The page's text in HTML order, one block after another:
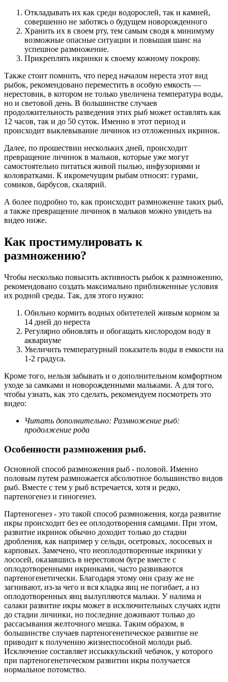
Откладывать их как среди водорослей, так и камней,
совершенно не заботясь о будущем новорожденного
Хранить их в своем рту, тем самым сводя к минимуму
возможные опасные ситуации и повышая шанс на
успешное размножение.
Прикреплять икринки к своему кожному покрову.
Также стоит помнить, что перед началом нереста этот вид
рыбок, рекомендовано переместить в особую емкость —
нерестовик, в котором не только увеличена температура воды,
но и световой день. В большинстве случаев
продолжительность разведения этих рыб может оставлять как
12 часов, так и до 50 суток. Именно в этот период и
происходит выклевывание личинок из отложенных икринок.
Далее, по прошествии нескольких дней, происходит
превращение личинок в мальков, которые уже могут
самостоятельно питаться живой пылью, инфузориями и
коловратками. К икромечущим рыбам относят: гурами,
сомиков, барбусов, скалярий.
А более подробно то, как происходит размножение таких рыб,
а также превращение личинок в мальков можно увидеть на
видео ниже.
Как простимулировать к
размножению?
Чтобы несколько повысить активность рыбок к размножению,
рекомендовано создать максимально приближенные условия
их родной среды. Так, для этого нужно:
Обильно кормить водных обитетелей живым кормом за
14 дней до нереста
Регулярно обновлять и обогащать кислородом воду в
аквариуме
Увеличить температурный показатель воды в емкости на
1-2 градуса.
Кроме того, нельзя забывать и о дополнительном комфортном
уходе за самками и новорожденными мальками. А для того,
чтобы узнать, как это сделать, рекомендуем посмотреть это
видео:
Читать дополнительно: Размножение рыб:
продолжение рода
Особенности размножения рыб.
Основной способ размножения рыб - половой. Именно
половым путем размножается абсолютное большинство видов
рыб. Вместе с тем у рыб встречается, хотя и редко,
партеногенез и гиногенез.
Партеногенез - это такой способ размножения, когда развитие
икры происходит без ее оплодотворения самцами. При этом,
развитие икринок обычно доходит только до стадии
дробления, как например у сельди, осетровых, лососевых и
карповых. Замечено, что неоплодотворенные икринки у
лососей, оказавшись в нерестовом бугре вместе с
оплодотворенными икринками, часто развиваются
партеногенетически. Благодаря этому они сразу же не
загнивают, из-за чего и вся кладка яиц не погибает, а из
оплодотворенных яиц вылупляются мальки. У налима и
салаки развитие икры может в исключительных случаях идти
до стадии личинки, но последние доживают только до
рассасывания желточного мешка. Таким образом, в
большинстве случаев партеногенетическое развитие не
приводит к получению жизнеспособной молоди рыб.
Исключение составляет иссыккульский чебачок, у которого
при партеногенетическом развитии икры получается
нормальное потомство.